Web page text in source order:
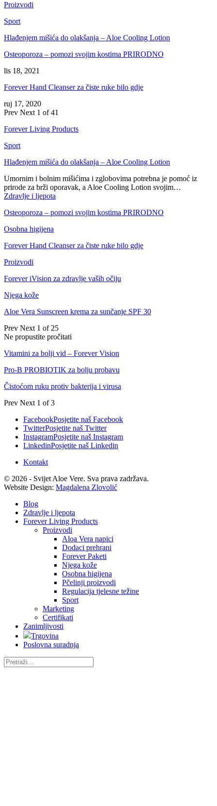
Proizvodi
Sport
Hlađenjem mišića do olakšanja – Aloe Cooling Lotion
Osteoporoza – pomozi svojim kostima PRIRODNO
lis 18, 2021
Forever Hand Cleanser za čiste ruke bilo gdje
ruj 17, 2020
Prev Next 1 of 41
Forever Living Products
Sport
Hlađenjem mišića do olakšanja – Aloe Cooling Lotion
Umornim i bolnim mišićima i zglobovima potrebna je pomoć iz
prirode za brži oporavak, a Aloe Cooling Lotion svojim…
Zdravlje i ljepota
Osteoporoza – pomozi svojim kostima PRIRODNO
Osobna higijena
Forever Hand Cleanser za čiste ruke bilo gdje
Proizvodi
Forever iVision za zdravlje vaših očiju
Njega kože
Aloe Vera Sunscreen krema za sunčanje SPF 30
Prev Next 1 of 25
Ne propustite pročitati
Vitamini za bolji vid – Forever Vision
Pro-B PROBIOTIK za bolju probavu
Čistoćom ruku protiv bakterija i virusa
Prev Next 1 of 3
FacebookPosjetite naš Facebook
TwitterPosjetite naš Twitter
InstagramPosjetite naš Instagram
LinkedinPosjetite naš Linkedin
Kontakt
© 2026 - Svijet Aloe Vere. Sva prava zadržava.
Website Design: Magdalena Zlovolić
Blog
Zdravlje i ljepota
Forever Living Products
Proizvodi
Aloa Vera napici
Dodaci prehrani
Forever Paketi
Njega kože
Osobna higijena
Pčelinji proizvodi
Regulacija tjelesne težine
Sport
Marketing
Certifikati
Zanimljivosti
Trgovina
Poslovna suradnja